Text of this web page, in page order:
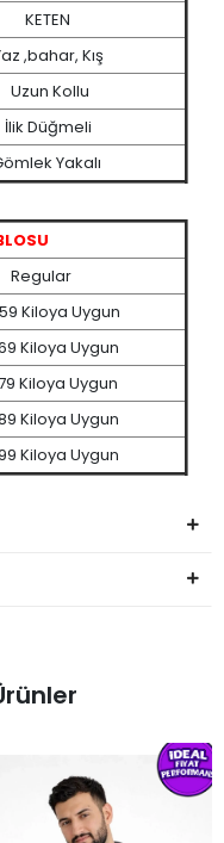
KETEN
,bahar, Kış
Uzun Kollu
İlik Düğmeli
Yakalı
Regular
Kiloya Uygun
Kiloya Uygun
Kiloya Uygun
Kiloya Uygun
Kiloya Uygun